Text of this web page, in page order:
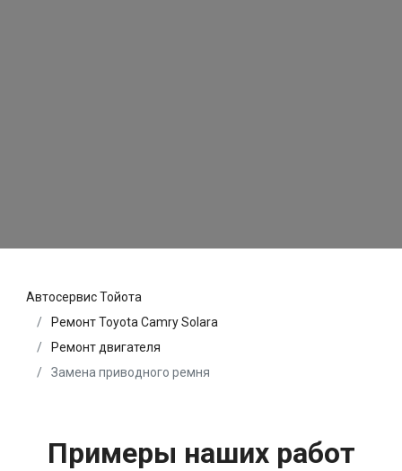
Автосервис Тойота
Ремонт Toyota Camry Solara
Ремонт двигателя
Замена приводного ремня
Примеры наших работ